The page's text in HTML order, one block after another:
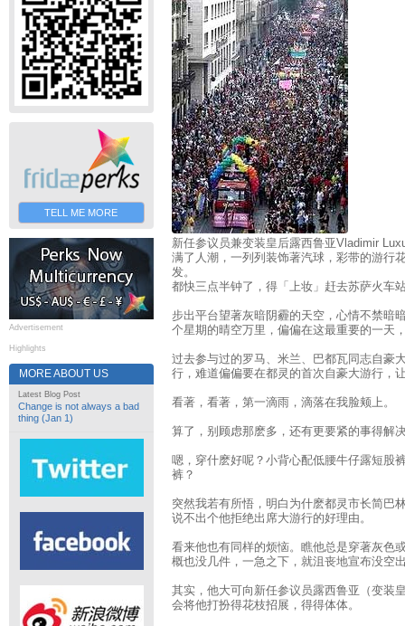
TELL ME MORE
Advertisement
Highlights
MORE ABOUT US
Latest Blog Post
Change is not always a bad
thing (Jan 1)
新任参议员兼变装皇后露西鲁亚Vladimir
满了人潮，一列列装饰著汽球，彩带的游行
发。
都快三点半钟了，得「上妆」赶去苏萨火车
步出平台望著灰暗阴霾的天空，心情不禁暗
个星期的晴空万里，偏偏在这最重要的一天
过去参与过的罗马、米兰、巴都瓦同志自豪
行，难道偏偏要在都灵的首次自豪大游行，
看著，看著，第一滴雨，滴落在我脸颊上。
算了，别顾虑那麽多，还有更要紧的事得解
嗯，穿什麽好呢？小背心配低腰牛仔露短股
裤？
突然我若有所悟，明白为什麽都灵市长简巴
说不出个他拒绝出席大游行的好理由。
看来他也有同样的烦恼。瞧他总是穿著灰色
概也没几件，一急之下，就沮丧地宣布没空
其实，他大可向新任参议员露西鲁亚（变装
会将他打扮得花枝招展，得得体体。